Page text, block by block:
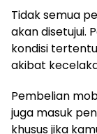
Tidak semua
akan disetujui.
kondisi
akibat
Pembelian
juga masuk
khusus jika